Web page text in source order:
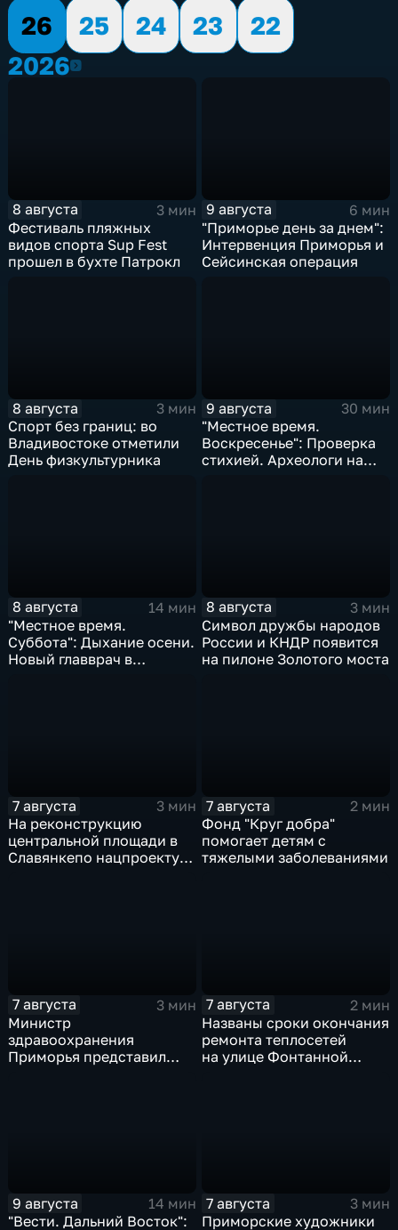
26
25 24 23
22
20262026
8 августа
3 мин
Фестиваль пляжных
видов спорта Sup Fest
прошел в бухте Патрокл
9 августа
6 мин
"Приморье день за днем":
Интервенция Приморья и
Сейсинская операция
8 августа
3 мин
Спорт без границ: во
Владивостоке отметили
День физкультурника
9 августа
30 мин
"Местное время.
Воскресенье": Проверка
стихией. Археологи на
8 августа
14 мин
"Местное время.
Суббота": Дыхание осени.
Новый главврач в
8 августа
3 мин
Символ дружбы народов
России и КНДР появится
на пилоне Золотого моста
7 августа
3 мин
На реконструкцию
центральной площади в
Славянкепо нацпроекту
7 августа
2 мин
Фонд "Круг добра"
помогает детям с
тяжелыми заболеваниями
7 августа
3 мин
Министр
здравоохранения
Приморья представил
7 августа
2 мин
Названы сроки окончания
ремонта теплосетей
на улице Фонтанной
9 августа
14 мин
"Вести. Дальний Восток":
7 августа
3 мин
Приморские художники